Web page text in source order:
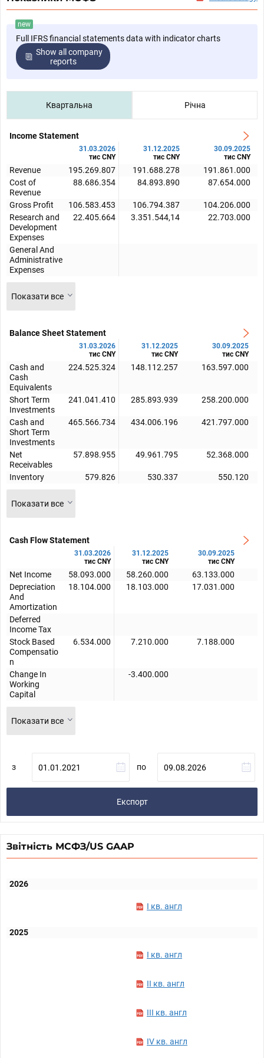
new
Full IFRS financial statements data with indicator charts
Show all company
reports
Квартальна Річна
Income Statement
31.03.2026
тис CNY
31.12.2025
тис CNY
30.09.2025
тис CNY
Revenue 195.269.807 191.688.278
191.861.000
Cost of
Revenue
88.686.354 84.893.890 87.654.000
Gross Profit 106.583.453 106.794.387
104.206.000
Research and
Development
Expenses
22.405.664 3.351.544,14 22.703.000
General And
Administrative
Expenses
Показати все
Balance Sheet Statement
31.03.2026
тис CNY
31.12.2025
тис CNY
30.09.2025
тис CNY
Cash and
Cash
Equivalents
224.525.324 148.112.257 163.597.000
Short Term
Investments
241.041.410 285.893.939 258.200.000
Cash and
Short Term
Investments
465.566.734 434.006.196 421.797.000
Net
Receivables
57.898.955 49.961.795 52.368.000
Inventory 579.826 530.337 550.120
Показати все
Cash Flow Statement
31.03.2026
тис CNY
31.12.2025
тис CNY
30.09.2025
тис CNY
Net Income 58.093.000 58.260.000 63.133.000
Depreciation
And
Amortization
18.104.000 18.103.000 17.031.000
Deferred
Income Tax
Stock Based
Compensatio
n
6.534.000 7.210.000 7.188.000
Change In
Working
Capital
-3.400.000
Показати все
з по
Експорт
Звітність МСФЗ/US GAAP
2026
I кв. англ
2025
I кв. англ
II кв. англ
III кв. англ
IV кв. англ